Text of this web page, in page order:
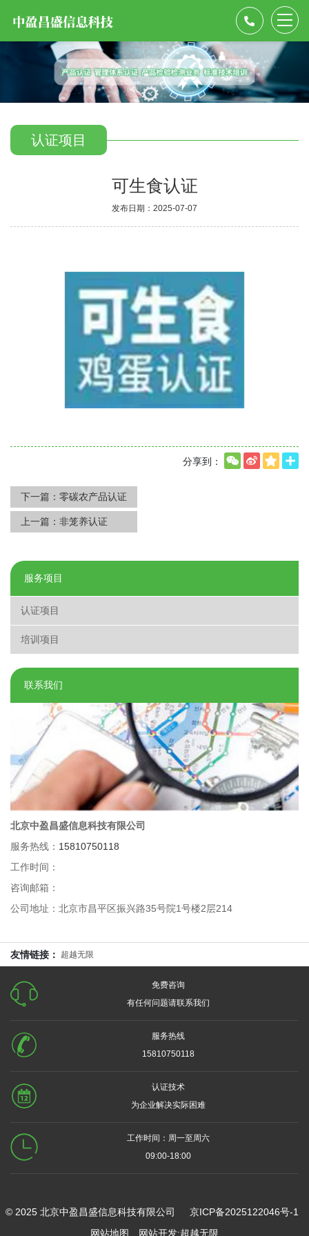
服务项目
认证项目
培训项目
联系我们
北京中盈昌盛信息科技有限公司
服务热线： 15810750118
工作时间：
咨询邮箱：
公司地址：北京市昌平区振兴路35号院1号楼2层214
认证项目
可生食认证
发布日期：2025-07-07
分享到：
下一篇： 零碳农产品认证
上一篇： 非笼养认证
友情链接： 超越无限
免费咨询
有任何问题请联系我们
服务热线
15810750118
认证技术
为企业解决实际困难
工作时间：周一至周六
09:00-18:00
© 2025 北京中盈昌盛信息科技有限公司
京ICP备2025122046号-1
网站地图
网站开发:超越无限